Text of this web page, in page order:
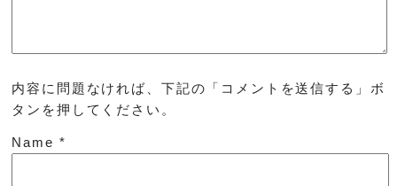
内容に問題なければ、下記の「コメントを送信する」ボ
タンを押してください。
Name *